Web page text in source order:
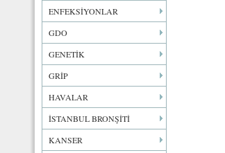
ENFEKSİYONLAR
GDO
GENETİK
GRİP
HAVALAR
İSTANBUL BRONŞİTİ
KANSER